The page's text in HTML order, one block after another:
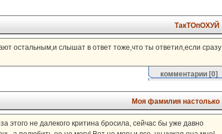
ТакТОпОХУЙ
остальным,и слышат в ответ тоже,что ты ответил,если сразу
комментарии[0]
Моя фамилия настолько
этого не далекого критина бросила, сейчас бы уже давно